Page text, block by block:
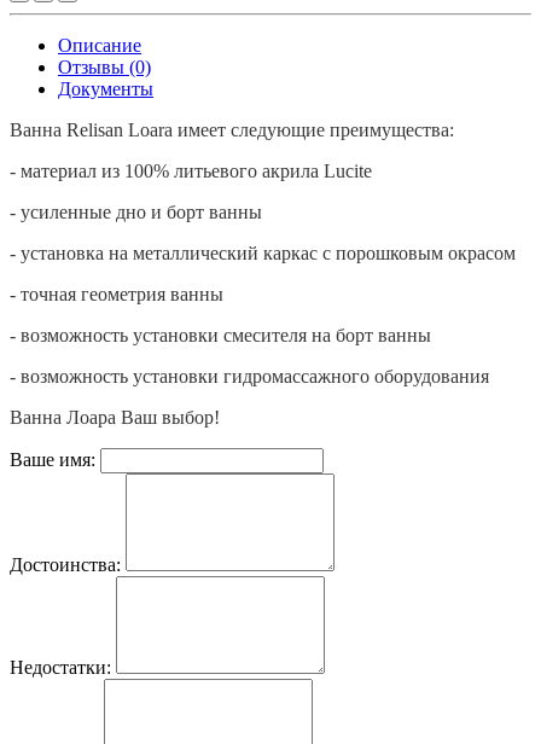
Описание
Отзывы (0)
Документы
Ванна Relisan Loara имеет следующие преимущества:
- материал из 100% литьевого акрила Lucite
- усиленные дно и борт ванны
- установка на металлический каркас с порошковым окрасом
- точная геометрия ванны
- возможность установки смесителя на борт ванны
- возможность установки гидромассажного оборудования
Ванна Лоара Ваш выбор!
Ваше имя:
Достоинства:
Недостатки: